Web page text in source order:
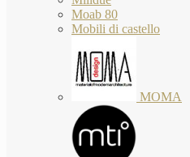
Moab 80
Mobili di castello
MOMA